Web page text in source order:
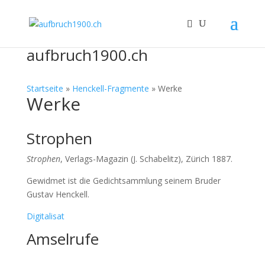
aufbruch1900.ch
Startseite » Henckell-Fragmente » Werke
Werke
Strophen
Strophen, Verlags-Magazin (J. Schabelitz), Zürich 1887.
Gewidmet ist die Gedichtsammlung seinem Bruder
Gustav Henckell.
Digitalisat
Amselrufe